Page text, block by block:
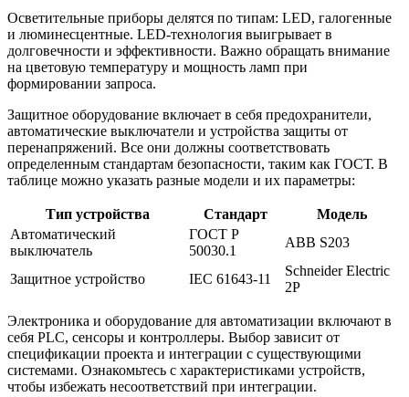
Осветительные приборы делятся по типам: LED, галогенные
и люминесцентные. LED-технология выигрывает в
долговечности и эффективности. Важно обращать внимание
на цветовую температуру и мощность ламп при
формировании запроса.
Защитное оборудование включает в себя предохранители,
автоматические выключатели и устройства защиты от
перенапряжений. Все они должны соответствовать
определенным стандартам безопасности, таким как ГОСТ. В
таблице можно указать разные модели и их параметры:
Тип устройства Стандарт
Модель
Автоматический
выключатель
ГОСТ Р
50030.1
ABB S203
Защитное устройство IEC 61643-11
Schneider Electric
2P
Электроника и оборудование для автоматизации включают в
себя PLC, сенсоры и контроллеры. Выбор зависит от
спецификации проекта и интеграции с существующими
системами. Ознакомьтесь с характеристиками устройств,
чтобы избежать несоответствий при интеграции.